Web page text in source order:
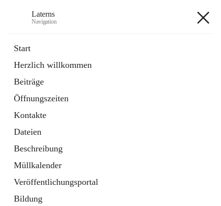
Laterns
Navigation
Start
Herzlich willkommen
Beiträge
Öffnungszeiten
Kontakte
Dateien
Beschreibung
Müllkalender
Veröffentlichungsportal
Bildung
11 Schnellzugriffe
Soziales
1 Schnellzugriff